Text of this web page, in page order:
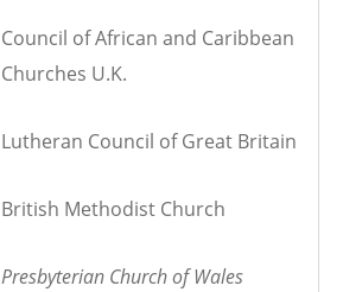
Council of African and Caribbean
Churches U.K.
Lutheran Council of Great Britain
British Methodist Church
Presbyterian Church of Wales